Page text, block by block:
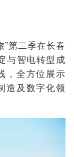
第二季在长春
与智电转型成
，全方位展示
造及数字化领